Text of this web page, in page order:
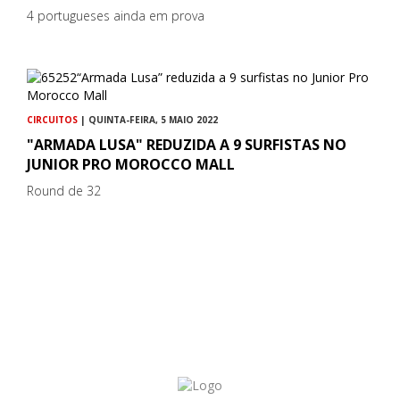
4 portugueses ainda em prova
CIRCUITOS | QUINTA-FEIRA, 5 MAIO 2022
"ARMADA LUSA" REDUZIDA A 9 SURFISTAS NO
JUNIOR PRO MOROCCO MALL
Round de 32